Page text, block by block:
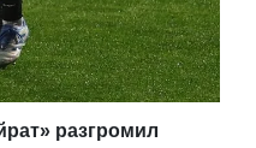
разгромил